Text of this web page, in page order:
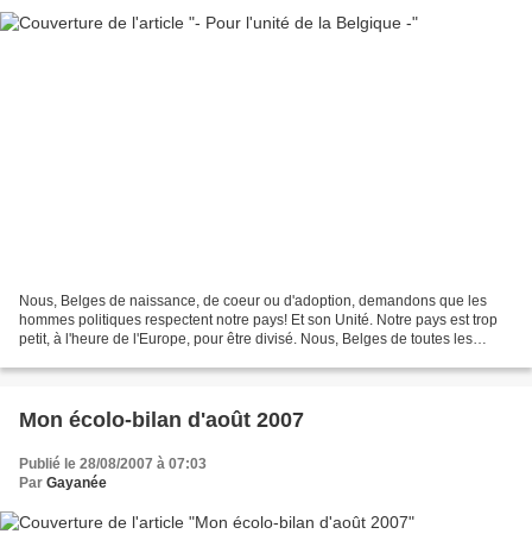
Nous, Belges de naissance, de coeur ou d'adoption, demandons que les
hommes politiques respectent notre pays! Et son Unité. Notre pays est trop
petit, à l'heure de l'Europe, pour être divisé. Nous, Belges de toutes les
Mon écolo-bilan d'août 2007
Publié le 28/08/2007 à 07:03
Par Gayanée